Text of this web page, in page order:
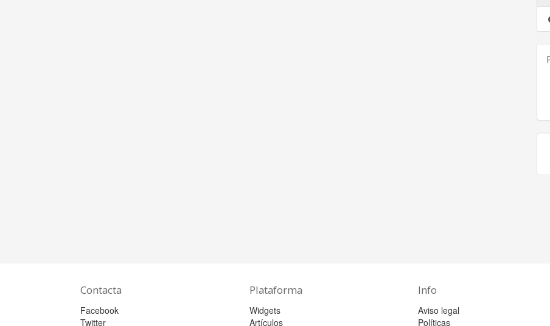
Contacta
Facebook
Twitter
Plataforma
Widgets
Artículos
Info
Aviso legal
Políticas